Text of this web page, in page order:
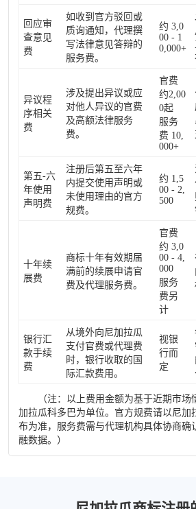
回应审
查意见
费
如收到官方驳回或
质询通知，代理撰
写法律意见答辩的
服务费。
约 3,0
00 - 1
0,000+
异议程
序相关
费
涉及提出异议或应
对他人异议的官费
及高额法律服务
费。
官费
约2,00
0起
服务
费 10,
000+
第五-六
年使用
声明费
注册后第五至六年
内提交使用声明或
未使用理由的官方
规费。
约 1,5
00 - 2,
500
十年续
展费
商标十年有效期届
满前的续展申请官
费及代理服务费。
官费
约 3,0
00 - 4,
000
服务
费另
计
银行汇
款手续
费
从境外向尼加拉瓜
支付官费或代理费
时，银行收取的国
际汇款费用。
视银
行而
定
（注：以上费用金额为基于近期市场
加拉瓜科多巴为单位。官方规费请以尼加
布为准，服务费需与代理机构具体协商确
融数据。）